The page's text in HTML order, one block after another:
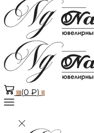
0 (0 ₽) 0